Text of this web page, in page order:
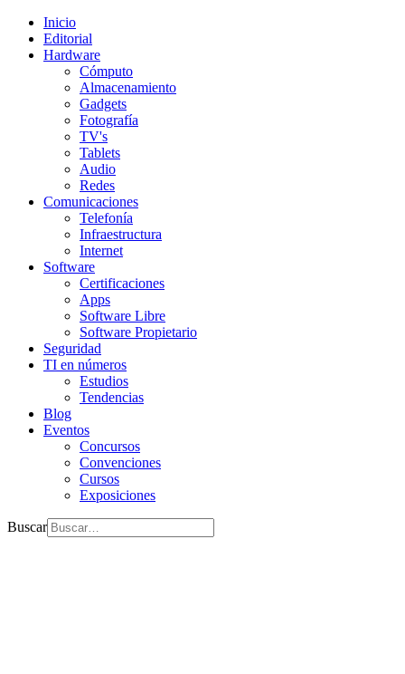
Inicio
Editorial
Hardware
Cómputo
Almacenamiento
Gadgets
Fotografía
TV's
Tablets
Audio
Redes
Comunicaciones
Telefonía
Infraestructura
Internet
Software
Certificaciones
Apps
Software Libre
Software Propietario
Seguridad
TI en números
Estudios
Tendencias
Blog
Eventos
Concursos
Convenciones
Cursos
Exposiciones
Buscar